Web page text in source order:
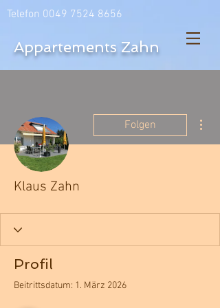
Appartements Zahn
Telefon 0049 7524 8656
Folgen
Klaus Zahn
Profil
Beitrittsdatum: 1. März 2026